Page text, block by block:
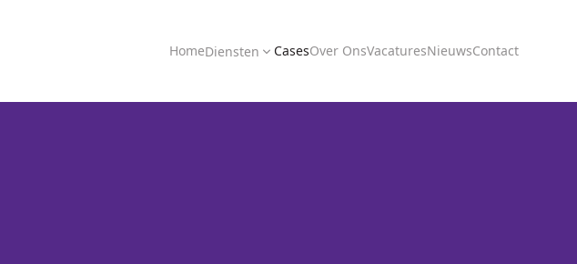
HomeDiensten CasesOver OnsVacaturesNieuwsContact